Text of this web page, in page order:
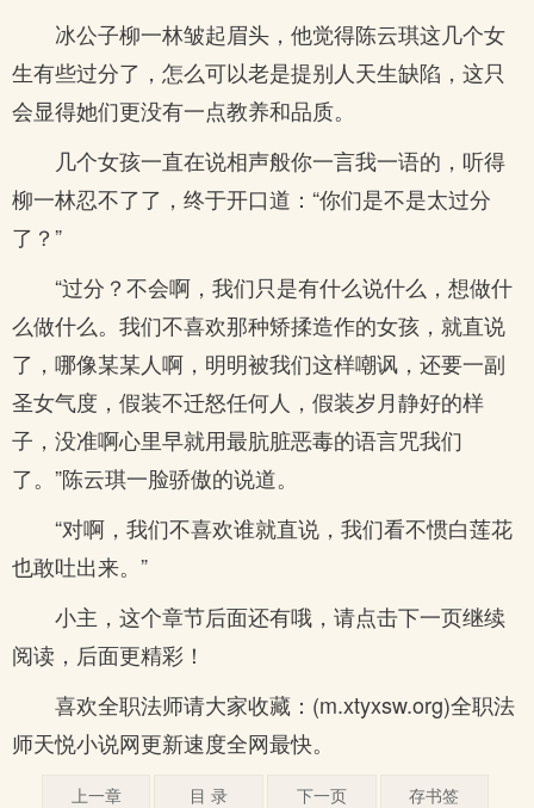
冰公子柳一林皱起眉头，他觉得陈云琪这几个女
生有些过分了，怎么可以老是提别人天生缺陷，这只
会显得她们更没有一点教养和品质。
几个女孩一直在说相声般你一言我一语的，听得
柳一林忍不了了，终于开口道：“你们是不是太过分
了？”
“过分？不会啊，我们只是有什么说什么，想做什
么做什么。我们不喜欢那种矫揉造作的女孩，就直说
了，哪像某某人啊，明明被我们这样嘲讽，还要一副
圣女气度，假装不迁怒任何人，假装岁月静好的样
子，没准啊心里早就用最肮脏恶毒的语言咒我们
了。”陈云琪一脸骄傲的说道。
“对啊，我们不喜欢谁就直说，我们看不惯白莲花
也敢吐出来。”
小主，这个章节后面还有哦，请点击下一页继续
阅读，后面更精彩！
喜欢全职法师请大家收藏：(m.xtyxsw.org)全职法
师天悦小说网更新速度全网最快。
上一章 目 录 下一页 存书签